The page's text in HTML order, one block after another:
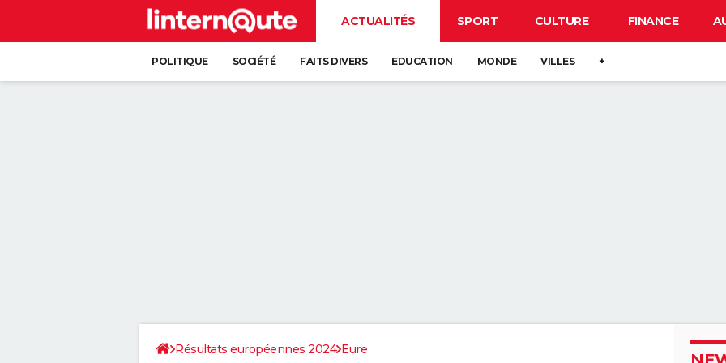
ACTUALITÉS SPORT CULTURE FINANCE
POLITIQUE SOCIÉTÉ FAITS DIVERS EDUCATION MONDE VILLES +
Résultats européennes 2024 Eure